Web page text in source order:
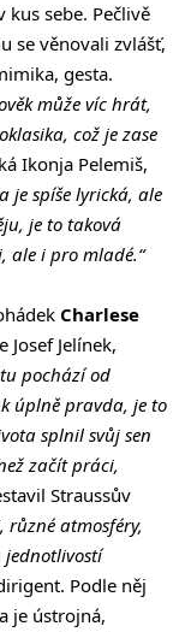
sebe. Pečlivě
se věnovali zvlášť,
gesta.
může víc hrát,
což je zase
Ikonja Pelemiš,
je spíše lyrická, ale
je to taková
ale i pro mladé.“
Charlese
Jelínek,
pochází od
úplně pravda, je to
splnil svůj sen
začít práci,
Straussův
různé atmosféry,
jednotlivostí
Podle něj
je ústrojná,